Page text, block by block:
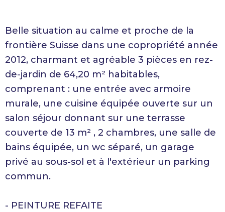
Belle situation au calme et proche de la
frontière Suisse dans une copropriété année
2012, charmant et agréable 3 pièces en rez-
de-jardin de 64,20 m² habitables,
comprenant : une entrée avec armoire
murale, une cuisine équipée ouverte sur un
salon séjour donnant sur une terrasse
couverte de 13 m² , 2 chambres, une salle de
bains équipée, un wc séparé, un garage
privé au sous-sol et à l'extérieur un parking
commun.
- PEINTURE REFAITE